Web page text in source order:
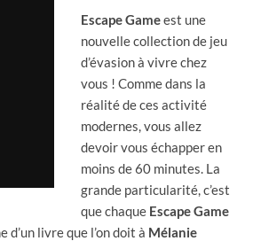
Escape Gameest une
nouvelle collection de jeu
d’évasion à vivre chez
vous ! Comme dans la
réalité de ces activité
modernes, vous allez
devoir vous échapper en
moins de 60 minutes. La
grande particularité, c’est
que chaque Escape Game
d’un livre que l’on doit à Mélanie